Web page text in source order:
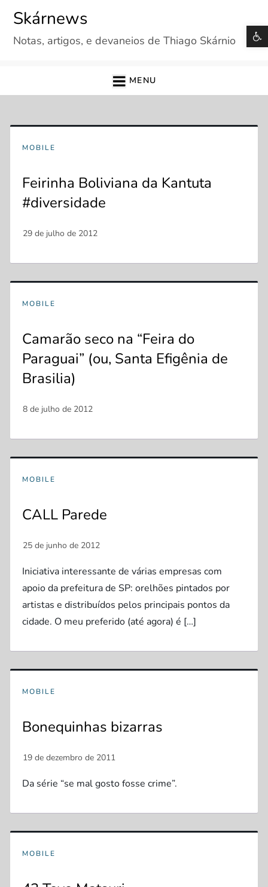
content
Skárnews
Notas, artigos, e devaneios de Thiago Skárnio
MENU
MOBILE
Feirinha Boliviana da Kantuta
#diversidade
MOBILE
Camarão seco na “Feira do
Paraguai” (ou, Santa Efigênia de
Brasilia)
MOBILE
CALL Parede
Iniciativa interessante de várias empresas com
apoio da prefeitura de SP: orelhões pintados por
artistas e distribuídos pelos principais pontos da
cidade. O meu preferido (até agora) é […]
MOBILE
Bonequinhas bizarras
Da série “se mal gosto fosse crime”.
MOBILE